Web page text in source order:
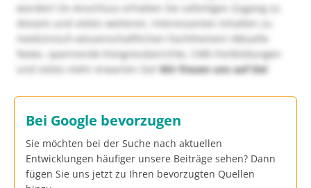
würden! Im Anschluss erhalten Sie sofortigen Zugang zu
diesem und vielen weiteren, interessanten Inhalten zu
medizinisch-wissenschaftlichen Fachthemen! Aktuelle
News, spannende Kongressberichte, CME-Fortbildungen
und vieles mehr erwarten Sie!Wir freuen uns auf Sie!
Bei Google bevorzugen
Sie möchten bei der Suche nach aktuellen
Entwicklungen häufiger unsere Beiträge sehen? Dann
fügen Sie uns jetzt zu Ihren bevorzugten Quellen